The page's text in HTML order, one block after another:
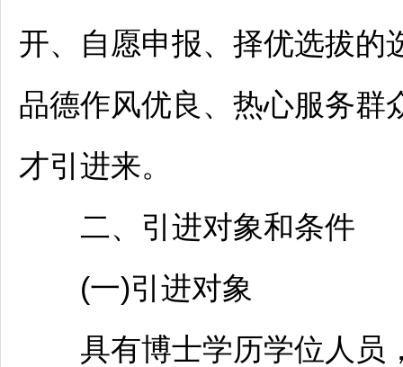
开、自愿申报、择优选拔的
品德作风优良、热心服务群
才引进来。
二、引进对象和条件
(一)引进对象
具有博士学历学位人员